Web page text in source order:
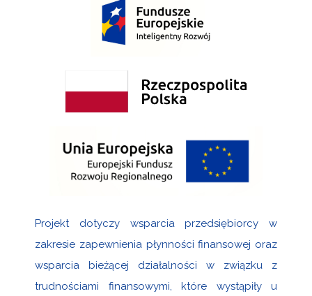
Projekt dotyczy wsparcia przedsiębiorcy w
zakresie zapewnienia płynności finansowej oraz
wsparcia bieżącej działalności w związku z
trudnościami finansowymi, które wystąpiły u